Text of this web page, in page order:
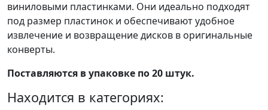
виниловыми пластинками. Они идеально подходят
под размер пластинок и обеспечивают удобное
извлечение и возвращение дисков в оригинальные
конверты.
Поставляются в упаковке по 20 штук.
Находится в категориях: